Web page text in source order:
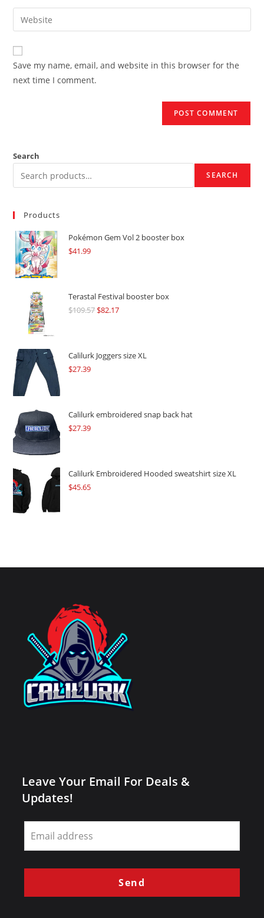
comment
email
address
comment
Enter
your
website
URL
(optional)
Save my name, email, and website in this browser for the
next time I comment.
Search
SEARCH
Products
Pokémon Gem Vol 2 booster box
$41.99
Terastal Festival booster box
$109.57Original
$109.57.
$82.17Current
$82.17.
Calilurk Joggers size XL
$27.39
Calilurk embroidered snap back hat
$27.39
Calilurk Embroidered Hooded sweatshirt size XL
$45.65
Leave Your Email For Deals &
Updates!
Leave
this
field
blank
Send